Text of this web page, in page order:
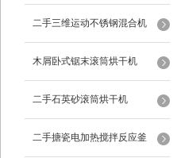
二手三维运动不锈钢混合机
木屑卧式锯末滚筒烘干机
二手石英砂滚筒烘干机
二手搪瓷电加热搅拌反应釜